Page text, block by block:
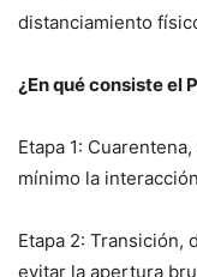
distanciamiento
¿En qué consiste el
Etapa 1:
mínimo la
Etapa 2: Transición,
evitar la apertura